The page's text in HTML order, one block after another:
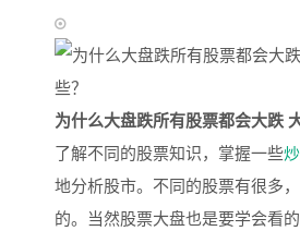
为什么大盘跌所有股票都会大跌
了解不同的股票知识，掌握一些
地分析股市。不同的股票有很多
的。当然股票大盘也是要学会看